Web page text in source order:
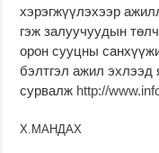
хэрэгжүүлэхээр
гэж залуучуудын
орон сууцны
бэлтгэл ажил эхлээд
сурвалж http://
Х.МАНДАХ